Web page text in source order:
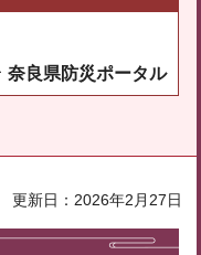
奈良県防災ポータル
更新日：2026年2月27日